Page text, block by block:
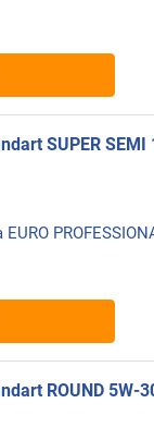
SUPER
ROUND 5W-